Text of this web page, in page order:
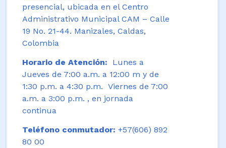
presencial, ubicada en el Centro
Administrativo Municipal CAM – Calle
19 No. 21-44. Manizales, Caldas,
Colombia
Horario de Atención:
Lunes a
Jueves de 7:00 a.m. a 12:00 m y de
1:30 p.m. a 4:30 p.m. Viernes de 7:00
a.m. a 3:00 p.m. , en jornada
continua
Teléfono conmutador: +57(606) 892
80 00